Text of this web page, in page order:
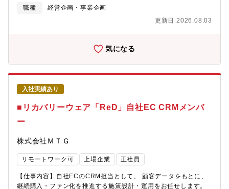
える」面白さ：扱う件数が多い領域だからこそ、マニュアル整備
やIT活用による「効率化」の成果が目に見えて現れる達成感があ
改革をリードする、抽象度の高い業務へステップアップ可能で
的にリーダーや管理職を目指す。・BPR・社内コンサルタント：
化を推進する役割へ。・事業管理領域の拡張：在庫管理や販売管
続可能性を支える「信頼の基盤」を構築することを目指していま
す。特に本ポジションは、膨大なBtoC決済の正確性を担保するこ
とで、経営が安心してアクセルを踏める環境を作る「守りの要」
と考えています。【組織構成】事業販売管理課：55名（派遣スタ
ッフ含む）└ PF債権管理グループ：配属先グループ全体で協力し
合い、一致団結して業務を行う風通しの良い職場です。
管理、予算管理、品質保証プロセスの策定と実行・ブランドガイ
百貨店イベントのプランニング・ガイドライン策定とアップデー
新規店舗および既存店舗改装・POPUPイベントのレイアウト開
発、VMDプラン策定から実施管理まで【キャリアパス】即戦力と
して経験を活かして活躍していただくことを期待しています。入
社後、ReFaブランドやチャネル（市場）を理解いただき、個別の
案件を担当していただきます。半年以内にはチャネル（市場）を
担当としていただきます3年～5年後には5～10名程度のメンバー
をマネジメントしながら国内の全ての店舗の開店、リニューアル
を担当していただきます。【ポジションの魅力】・事業成長に伴
い、組織拡大のための組織強化の一環です。ゼロから作り上げて
ーション / クリエイティブ部門と同組織に属しており、販促に留
まらない経験ができるため将来のキャリアステップを幅広く持て
ます。・マス市場から百貨店のようなラグジュアリー市場まで、
多岐に渡るため、マーケット全体を見通せる力が身につきま
職種
経営企画・事業企画
更新日 2026.08.03
気になる
入社実績あり
■リカバリーウェア「ReD」自社EC CRMメンバ
ー
株式会社ＭＴＧ
リモートワーク可 上場企業 正社員
【仕事内容】自社ECのCRM担当として、 顧客データをもとに、
継続購入・ファン化を推進する施策設計・運用をお任せします。